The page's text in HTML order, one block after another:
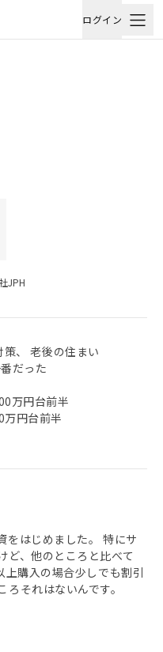
ログイン
JPH
、 老後の住まい
だった
万円台前半
円台前半
をはじめました。 特にサ
ど、他のところと比べて
購入の場合少しでも割引
それはないんです。